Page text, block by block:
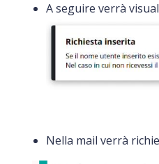
A seguire verrà
Nella mail verrà